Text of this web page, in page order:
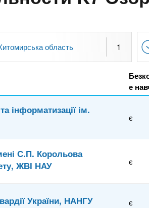
область 1
е
інформатизації ім.
є
С.П. Корольова
ЖВІ НАУ
є
України, НАНГУ є